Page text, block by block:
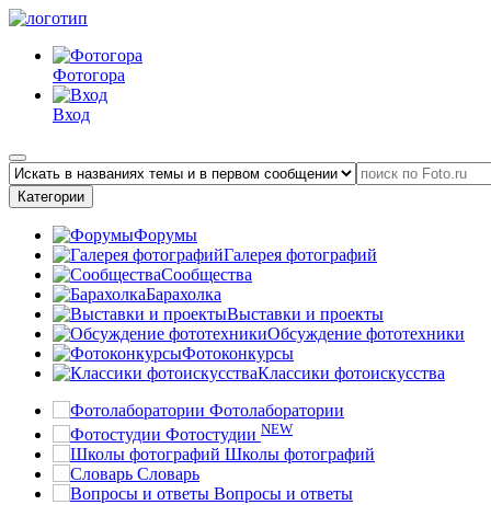
Фотогора
Вход
Категории
Форумы
Галерея фотографий
Сообщества
Барахолка
Выставки и проекты
Обсуждение фототехники
Фотоконкурсы
Классики фотоискусства
Фотолаборатории
Фотостудии NEW
Школы фотографий
Словарь
Вопросы и ответы